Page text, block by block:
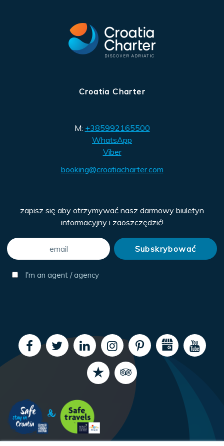
Croatia Charter
M: +385992165500
WhatsApp
Viber
booking@croatiacharter.com
zapisz się aby otrzymywać nasz darmowy biuletyn
informacyjny i zaoszczędzić!
I'm an agent / agency